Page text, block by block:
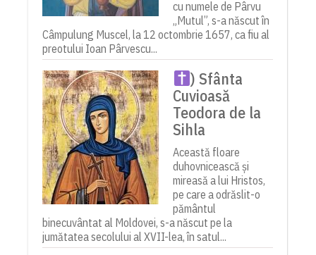
cu numele de Pârvu
„Mutul”, s-a născut în
Câmpulung Muscel, la 12 octombrie 1657, ca fiu al
preotului Ioan Pârvescu...
) Sfânta
Cuvioasă
Teodora de la
Sihla
Această floare
duhovnicească și
mireasă a lui Hristos,
pe care a odrăslit-o
pământul
binecuvântat al Moldovei, s-a născut pe la
jumătatea secolului al XVII-lea, în satul...